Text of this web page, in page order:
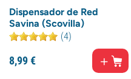
Dispensador de Red
Savina (Scovilla)
(4)
8,99€